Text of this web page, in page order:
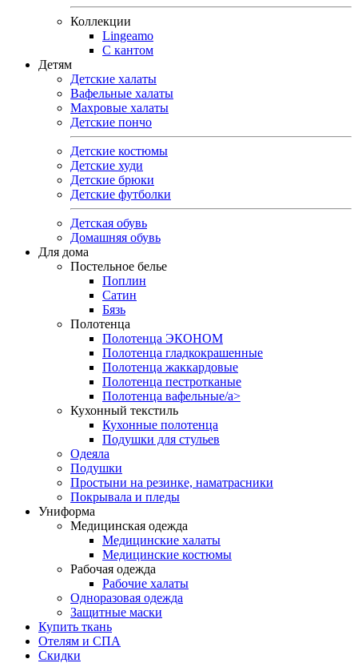
Коллекции
Lingeamo
С кантом
Детям
Детские халаты
Вафельные халаты
Махровые халаты
Детские пончо
Детские костюмы
Детские худи
Детские брюки
Детские футболки
Детская обувь
Домашняя обувь
Для дома
Постельное белье
Поплин
Сатин
Бязь
Полотенца
Полотенца ЭКОНОМ
Полотенца гладкокрашенные
Полотенца жаккардовые
Полотенца пестротканые
Полотенца вафельные/a>
Кухонный текстиль
Кухонные полотенца
Подушки для стульев
Одеяла
Подушки
Простыни на резинке, наматрасники
Покрывала и пледы
Униформа
Медицинская одежда
Медицинские халаты
Медицинские костюмы
Рабочая одежда
Рабочие халаты
Одноразовая одежда
Защитные маски
Купить ткань
Отелям и СПА
Скидки